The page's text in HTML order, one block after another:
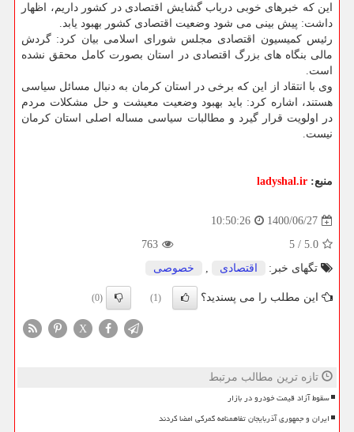
این که خبرهای خوبی درباب گشایش اقتصادی در کشور داریم، اظهار
داشت: پیش بینی می شود وضعیت اقتصادی کشور بهبود یابد.
رئیس کمیسیون اقتصادی مجلس شورای اسلامی بیان کرد: گردش
مالی بنگاه های بزرگ اقتصادی در استان بصورت کامل محقق نشده
است.
وی با انتقاد از این که برخی در استان کرمان به دنبال مسائل سیاسی
هستند، اشاره کرد: باید بهبود وضعیت معیشت و حل مشکلات مردم
در اولویت قرار گیرد و مطالبات سیاسی مساله اصلی استان کرمان
نیست.
منبع: ladyshal.ir
1400/06/27
10:50:26
5.0
/
5
763
تگهای خبر:
اقتصادی , خصوصی
این مطلب را می پسندید؟ (1)
(0)
X
تازه ترین مطالب مرتبط
سقوط آزاد قیمت خودرو در بازار
ایران و جمهوری آذربایجان تفاهمنامه گمرکی امضا کردند